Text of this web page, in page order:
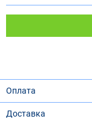
Оплата
Доставка